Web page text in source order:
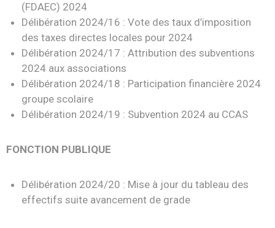
(FDAEC) 2024
Délibération 2024/16 : Vote des taux d’imposition
des taxes directes locales pour 2024
Délibération 2024/17 : Attribution des subventions
2024 aux associations
Délibération 2024/18 : Participation financière 2024
groupe scolaire
Délibération 2024/19 : Subvention 2024 au CCAS
FONCTION PUBLIQUE
Délibération 2024/20 : Mise à jour du tableau des
effectifs suite avancement de grade